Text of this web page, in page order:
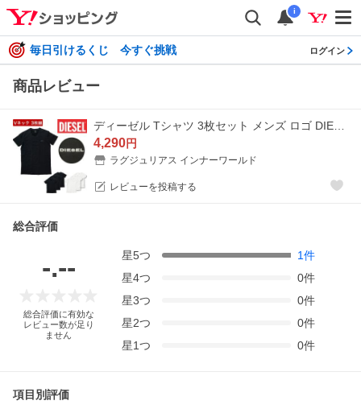
i
毎日引けるくじ 今すぐ挑戦 ログイン
商品レビュー
4,290円
ラグジュリアス インナーワールド
レビューを投稿する
総合評価
-.--
総合評価に有効な
レビュー数が足り
ません
星5つ 1件
星4つ 0件
星3つ 0件
星2つ 0件
星1つ 0件
項目別評価